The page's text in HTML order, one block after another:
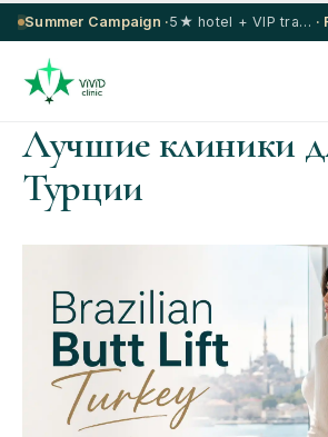
Summer Campaign · 5★ hotel + VIP transfer on select procedures
Лучшие клиники
Турции